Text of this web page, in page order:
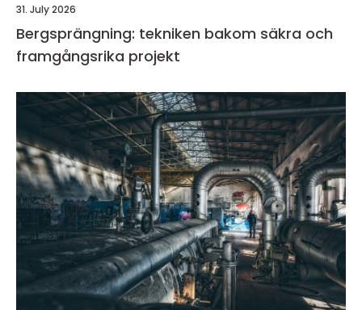
31. July 2026
Bergsprängning: tekniken bakom säkra och
framgångsrika projekt